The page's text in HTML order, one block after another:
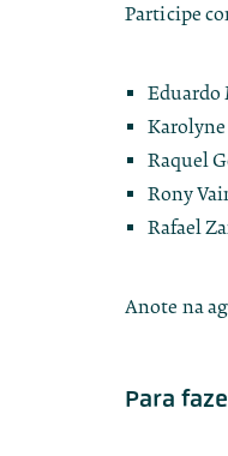
Participe
Eduardo
Karolyne
Raquel
Rony
Rafael
Anote na
Para